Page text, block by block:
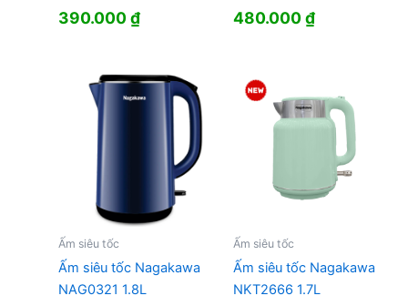
390.000₫ 480.000₫
Ấm siêu tốc
Ấm siêu tốc Nagakawa
NAG0321 1.8L
Ấm siêu tốc
Ấm siêu tốc Nagakawa
NKT2666 1.7L